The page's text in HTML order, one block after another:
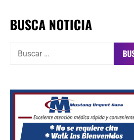
BUSCA NOTICIA
Buscar: